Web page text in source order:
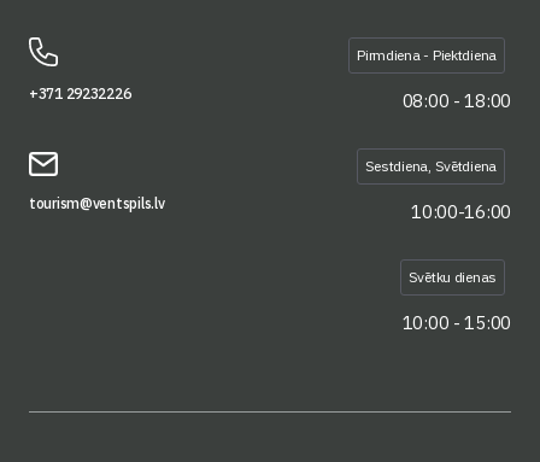
+371 29232226
tourism@ventspils.lv
Pirmdiena - Piektdiena
08:00 - 18:00
Sestdiena, Svētdiena
10:00-16:00
Svētku dienas
10:00 - 15:00